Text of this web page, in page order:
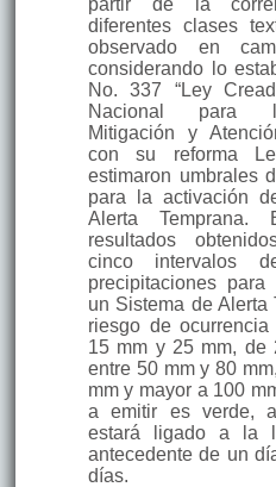
diferentes clases
observado en
considerando lo
No. 337 “Ley
Nacional para
Mitigación y
con su reforma
estimaron umbrales
para la activación
Alerta Temprana.
resultados
cinco intervalos
precipitaciones
un Sistema de Alerta
riesgo de
15 mm y 25 mm, de
entre 50 mm y 80
mm y mayor a 100
a emitir es verde,
estará ligado a la
antecedente de un
días.